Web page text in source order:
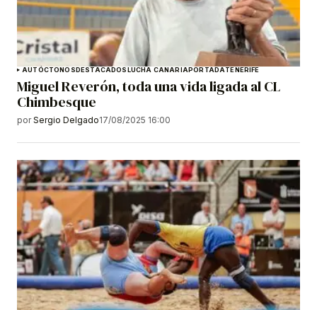
AUTÓCTONOS DESTACADOS LUCHA CANARIAPORTADATENERIFE
Miguel Reverón, toda una vida ligada al CL
Chimbesque
por Sergio Delgado17/08/2025 16:00